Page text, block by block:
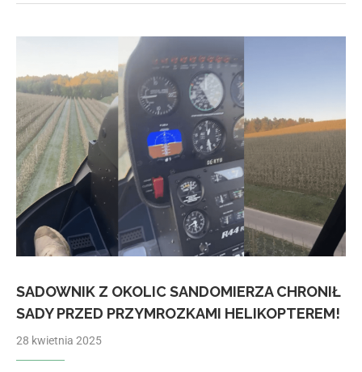
SADOWNIK Z OKOLIC SANDOMIERZA CHRONIŁ
SADY PRZED PRZYMROZKAMI HELIKOPTEREM!
28 kwietnia 2025